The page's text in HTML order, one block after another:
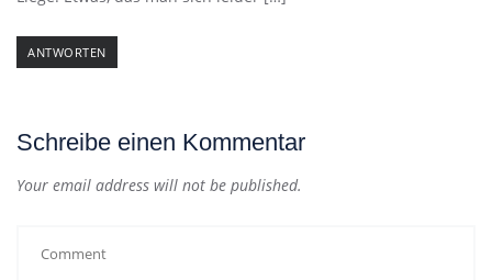
ANTWORTEN
Schreibe einen Kommentar
Your email address will not be published.